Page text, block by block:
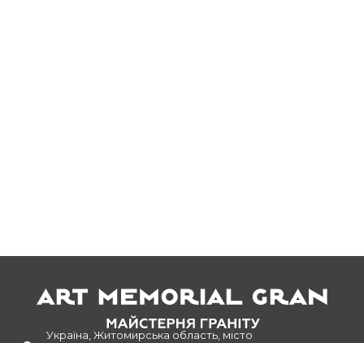
Україна, Житомирська область, місто